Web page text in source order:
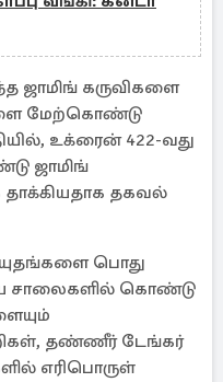
கருவிகளை
மேற்கொண்டு
உக்ரைன் 422-வது
ஜாமிங்
தகவல்
பொது
சாலைகளில் கொண்டு
தண்ணீர் டேங்கர்
எரிபொருள்